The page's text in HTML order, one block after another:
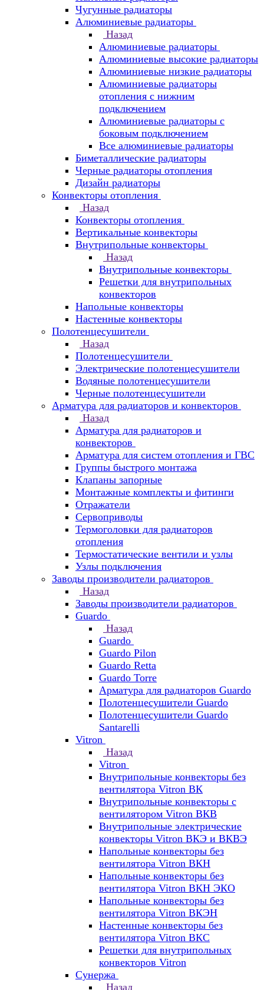
Чугунные радиаторы
Алюминиевые радиаторы
Назад
Алюминиевые радиаторы
Алюминиевые высокие радиаторы
Алюминиевые низкие радиаторы
Алюминиевые радиаторы
отопления с нижним
подключением
Алюминиевые радиаторы с
боковым подключением
Все алюминиевые радиаторы
Биметаллические радиаторы
Черные радиаторы отопления
Дизайн радиаторы
Конвекторы отопления
Назад
Конвекторы отопления
Вертикальные конвекторы
Внутрипольные конвекторы
Назад
Внутрипольные конвекторы
Решетки для внутрипольных
конвекторов
Напольные конвекторы
Настенные конвекторы
Полотенцесушители
Назад
Полотенцесушители
Электрические полотенцесушители
Водяные полотенцесушители
Черные полотенцесушители
Арматура для радиаторов и конвекторов
Назад
Арматура для радиаторов и
конвекторов
Арматура для систем отопления и ГВС
Группы быстрого монтажа
Клапаны запорные
Монтажные комплекты и фитинги
Отражатели
Сервоприводы
Термоголовки для радиаторов
отопления
Термостатические вентили и узлы
Узлы подключения
Заводы производители радиаторов
Назад
Заводы производители радиаторов
Guardo
Назад
Guardo
Guardo Pilon
Guardo Retta
Guardo Torre
Арматура для радиаторов Guardo
Полотенцесушители Guardo
Полотенцесушители Guardo
Santarelli
Vitron
Назад
Vitron
Внутрипольные конвекторы без
вентилятора Vitron ВК
Внутрипольные конвекторы с
вентилятором Vitron ВКВ
Внутрипольные электрические
конвекторы Vitron ВКЭ и ВКВЭ
Напольные конвекторы без
вентилятора Vitron ВКН
Напольные конвекторы без
вентилятора Vitron ВКН ЭКО
Напольные конвекторы без
вентилятора Vitron ВКЭН
Настенные конвекторы без
вентилятора Vitron ВКС
Решетки для внутрипольных
конвекторов Vitron
Сунержа
Назад